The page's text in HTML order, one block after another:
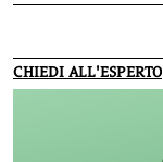
CHIEDI ALL'ESPERTO